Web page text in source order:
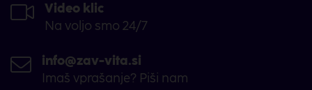
Video klic
Na voljo smo 24/7
info@zav-vita.si
Imaš vprašanje? Piši nam